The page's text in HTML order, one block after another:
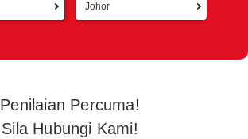
Johor
Penilaian Percuma!
Sila Hubungi Kami!